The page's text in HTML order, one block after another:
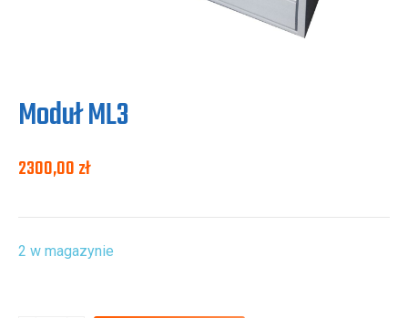
Moduł ML3
2300,00zł
2 w magazynie